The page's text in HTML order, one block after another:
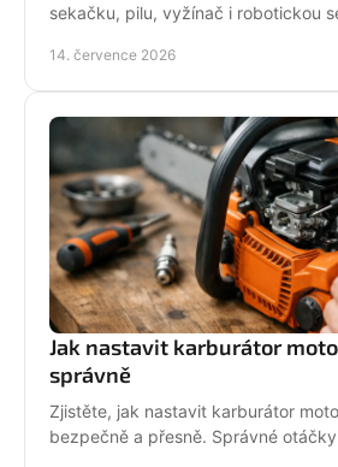
sekačku, pilu, vyžínač i robotickou
podpory.
14. července 2026
Jak nastavit karburátor
správně
Zjistěte, jak nastavit karburátor
bezpečně a přesně. Správné